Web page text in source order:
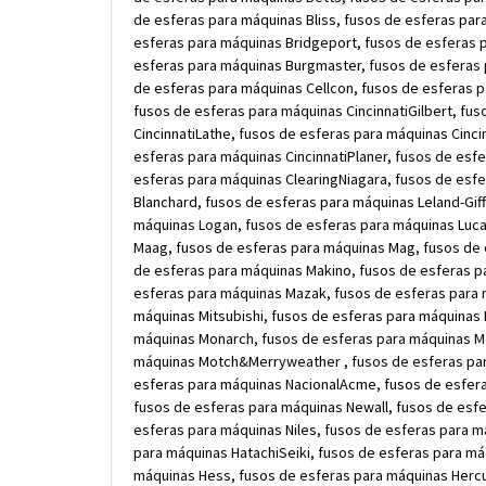
de esferas para máquinas Bliss, fusos de esferas
esferas para máquinas Bridgeport, fusos de esferas
esferas para máquinas Burgmaster, fusos de
de esferas para máquinas Cellcon, fusos de esferas
fusos de esferas para máquinas CincinnatiGilbert,
CincinnatiLathe, fusos de esferas para máquinas
esferas para máquinas CincinnatiPlaner, fusos de
esferas para máquinas ClearingNiagara, fusos de
Blanchard, fusos de esferas para máquinas Leland-
máquinas Logan, fusos de esferas para máquinas
Maag, fusos de esferas para máquinas Mag, fusos
de esferas para máquinas Makino, fusos de esferas
esferas para máquinas Mazak, fusos de esferas
máquinas Mitsubishi, fusos de esferas para
máquinas Monarch, fusos de esferas para máquinas
máquinas Motch&Merryweather , fusos de esferas
esferas para máquinas NacionalAcme, fusos de
fusos de esferas para máquinas Newall, fusos de
esferas para máquinas Niles, fusos de esferas para
para máquinas HatachiSeiki, fusos de esferas para
máquinas Hess, fusos de esferas para máquinas